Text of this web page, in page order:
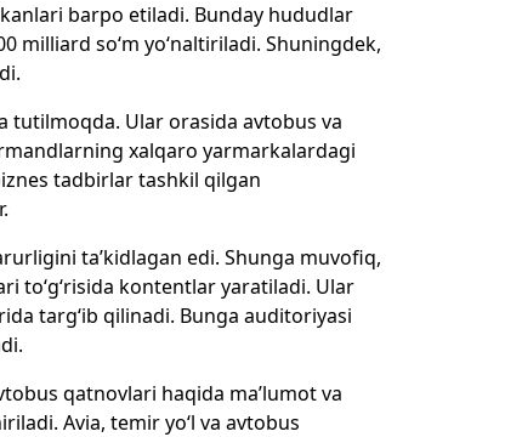
barpo etiladi. Bunday hududlar
so‘m yo‘naltiriladi. Shuningdek,
Ular orasida avtobus va
xalqaro yarmarkalardagi
tadbirlar tashkil qilgan
ta’kidlagan edi. Shunga muvofiq,
to‘g‘risida kontentlar yaratiladi. Ular
targ‘ib qilinadi. Bunga auditoriyasi
qatnovlari haqida ma’lumot va
Avia, temir yo‘l va avtobus